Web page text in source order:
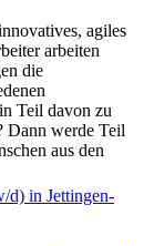
agiles
arbeiten
die
Teil davon zu
Dann werde Teil
aus den